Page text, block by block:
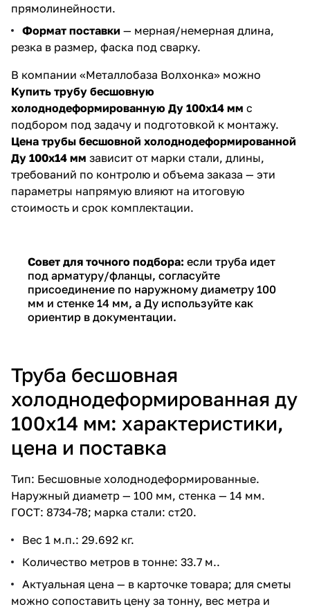
прямолинейности.
Формат поставки — мерная/немерная длина,
резка в размер, фаска под сварку.
В компании «Металлобаза Волхонка» можно
Купить трубу бесшовную
холоднодеформированную Ду 100х14 мм с
подбором под задачу и подготовкой к монтажу.
Цена трубы бесшовной холоднодеформированной
Ду 100х14 мм зависит от марки стали, длины,
требований по контролю и объема заказа — эти
параметры напрямую влияют на итоговую
стоимость и срок комплектации.
Совет для точного подбора: если труба идет
под арматуру/фланцы, согласуйте
присоединение по наружному диаметру 100
мм и стенке 14 мм, а Ду используйте как
ориентир в документации.
Труба бесшовная
холоднодеформированная ду
100х14 мм: характеристики,
цена и поставка
Тип: Бесшовные холоднодеформированные.
Наружный диаметр — 100 мм, стенка — 14 мм.
ГОСТ: 8734-78; марка стали: ст20.
Вес 1 м.п.: 29.692 кг.
Количество метров в тонне: 33.7 м..
Актуальная цена — в карточке товара; для сметы
можно сопоставить цену за тонну, вес метра и